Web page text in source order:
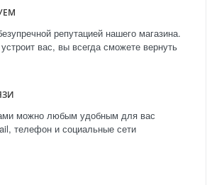
репутацией нашего магазина.
вас, вы всегда сможете вернуть
можно любым удобным для вас
телефон и социальные сети